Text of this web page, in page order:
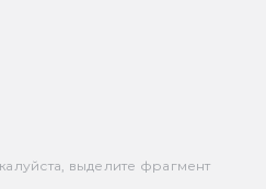
выделите фрагмент